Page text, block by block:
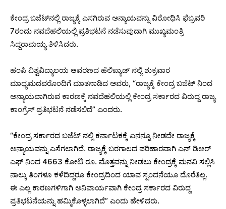
ಕೇಂದ್ರ ಬಜೆಟ್‌ನಲ್ಲಿ ರಾಜ್ಯಕ್ಕೆ ಎಸಗಿರುವ ಅನ್ಯಾಯವನ್ನು ವಿರೋಧಿಸಿ ಫೆಬ್ರವರಿ
7ರಂದು ನವದೆಹಲಿಯಲ್ಲಿ ಪ್ರತಿಭಟನೆ ನಡೆಸುವುದಾಗಿ ಮುಖ್ಯಮಂತ್ರಿ
ಸಿದ್ದರಾಮಯ್ಯ ತಿಳಿಸಿದರು.
ಹಂಪಿ ವಿಶ್ವವಿದ್ಯಾಲಯ ಆವರಣದ ಹೆಲಿಪ್ಯಾಡ್ ನಲ್ಲಿ ಶುಕ್ರವಾರ
ಮಾಧ್ಯಮದವರೊಂದಿಗೆ ಮಾತನಾಡಿದ ಅವರು, “ರಾಜ್ಯಕ್ಕೆ ಕೇಂದ್ರ ಬಜೆಟ್ ನಿಂದ
ಅನ್ಯಾಯವಾಗಿರುವ ಕಾರಣಕ್ಕೆ ನವದೆಹಲಿಯಲ್ಲಿ ಕೇಂದ್ರ ಸರ್ಕಾರದ ವಿರುದ್ದ ರಾಜ್ಯ
ಕಾಂಗ್ರೆಸ್ ಪ್ರತಿಭಟನೆ ನಡೆಸಲಿದೆ” ಎಂದರು.
“ಕೇಂದ್ರ ಸರ್ಕಾರದ ಬಜೆಟ್ ನಲ್ಲಿ ಕರ್ನಾಟಕಕ್ಕೆ ಏನನ್ನೂ ನೀಡದೇ ರಾಜ್ಯಕ್ಕೆ
ಅನ್ಯಾಯವನ್ನು ಎಸೆಗಲಾಗಿದೆ. ರಾಜ್ಯಕ್ಕೆ ಬರಗಾಲದ ಪರಿಹಾರವಾಗಿ ಎನ್ ಡಿಆರ್
ಎಫ್ ನಿಂದ 4663 ಕೋಟಿ ರೂ. ಮೊತ್ತವನ್ನು ನೀಡಲು ಕೇಂದ್ರಕ್ಕೆ ಮನವಿ ಸಲ್ಲಿಸಿ
ನಾಲ್ಕು ತಿಂಗಳೂ ಕಳೆದಿದ್ದರೂ ಕೇಂದ್ರದಿಂದ ಯಾವ ಸ್ಪಂದನೆಯೂ ದೊರೆತಿಲ್ಲ.
ಈ ಎಲ್ಲ ಕಾರಣಗಳಿಗಾಗಿ ಅನಿವಾರ್ಯವಾಗಿ ಕೇಂದ್ರ ಸರ್ಕಾರದ ವಿರುದ್ದ
ಪ್ರತಿಭಟನೆಯನ್ನು ಹಮ್ಮಿಕೊಳ್ಳಲಾಗಿದೆ” ಎಂದು ಹೇಳಿದರು.